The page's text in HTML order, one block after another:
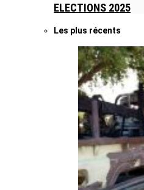
ELECTIONS 2025
Les plus récents